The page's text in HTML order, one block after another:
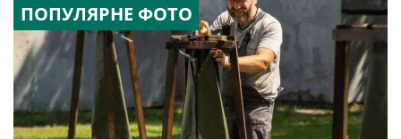
ПОПУЛЯРНЕ ФОТО